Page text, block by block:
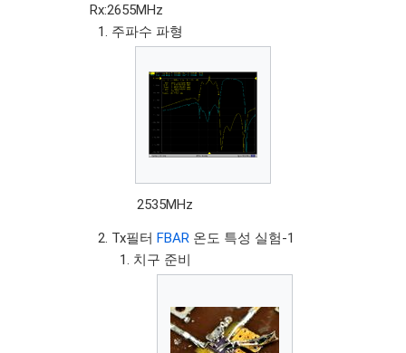
Rx:2655MHz
주파수 파형
2535MHz
Tx필터FBAR 온도 특성 실험-1
치구 준비